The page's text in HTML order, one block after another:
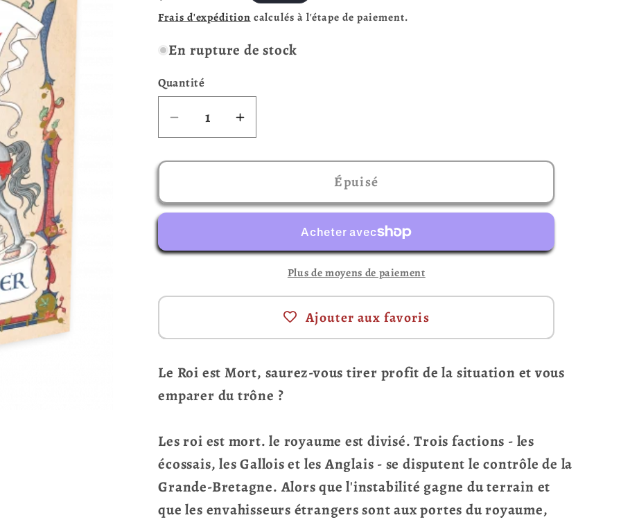
habituel
Frais d'expédition calculés à l'étape de paiement.
En rupture de stock
Quantité
Réduire
la
quantité
Le
roi
mort
Augmenter
la
quantité
Le
roi
mort
(Français)
Épuisé
Plus de moyens de paiement
Ajouter aux favoris
Le Roi est Mort, saurez-vous tirer profit de la situation et vous
emparer du trône ?
Les roi est mort. le royaume est divisé. Trois factions - les
écossais, les Gallois et les Anglais - se disputent le contrôle de la
Grande-Bretagne. Alors que l'instabilité gagne du terrain et
que les envahisseurs étrangers sont aux portes du royaume,